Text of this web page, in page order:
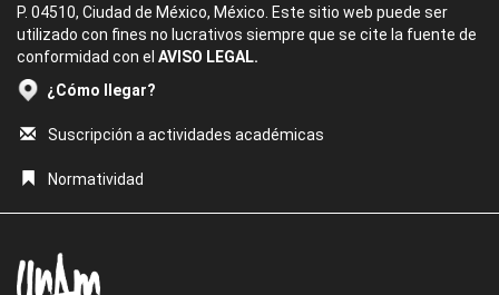
P. 04510, Ciudad de México, México. Este sitio web puede ser
utilizado con fines no lucrativos siempre que se cite la fuente de
conformidad con el AVISO LEGAL.
¿Cómo llegar?
Suscripción a actividades académicas
Normatividad